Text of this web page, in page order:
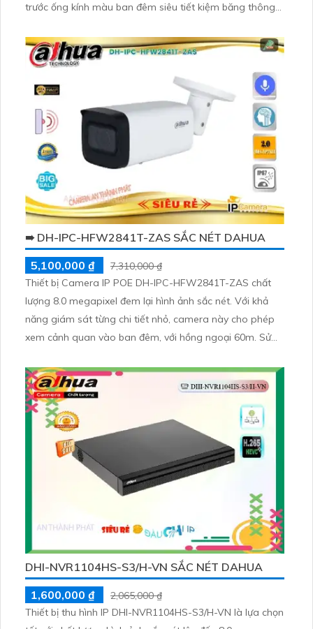
trước ống kính màu ban đêm siêu tiết kiệm băng thông
màu ban đêm cho hình ảnh sắc nét và màu sắc tốt hơn
trong khoảng cách 30m
➠ DH-IPC-HFW2841T-ZAS SẮC NÉT DAHUA
5,100,000 ₫
7,310,000 ₫
Thiết bị Camera IP POE DH-IPC-HFW2841T-ZAS chất
lượng 8.0 megapixel đem lại hình ảnh sắc nét. Với khả
năng giám sát từng chi tiết nhỏ, camera này cho phép
xem cảnh quan vào ban đêm, với hồng ngoại 60m. Sử
lượng hình ảnh
DHI-NVR1104HS-S3/H-VN SẮC NÉT DAHUA
1,600,000 ₫
2,065,000 ₫
Thiết bị thu hình IP DHI-NVR1104HS-S3/H-VN là lựa chọn